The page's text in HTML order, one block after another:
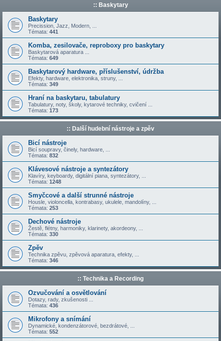
:: Baskytary
Baskytary
Precission, Jazz, Modern, ...
Témata: 441
Komba, zesilovače, reproboxy pro baskytary
Baskytarová aparatura ...
Témata: 649
Baskytarový hardware, příslušenství, údržba
Efekty, hardware, elektronika, struny, ...
Témata: 349
Hraní na baskytaru, tabulatury
Tabulatury, noty, školy, kytarové techniky, cvičení ...
Témata: 173
:: Další hudební nástroje a zpěv
Bicí nástroje
Bicí soupravy, činely, hardware, ...
Témata: 832
Klávesové nástroje a syntezátory
Klavíry, keyboardy, digitální piana, syntezátory, ...
Témata: 1248
Smyčcové a další strunné nástroje
Housle, violoncella, kontrabasy, ukulele, mandolíny, ...
Témata: 253
Dechové nástroje
Žestě, flétny, harmoniky, klarinety, akordeony, ...
Témata: 330
Zpěv
Technika zpěvu, zpěvová aparatura, efekty, ...
Témata: 346
:: Technika a Recording
Ozvučování a osvětlování
Dotazy, rady, zkušenosti ...
Témata: 436
Mikrofony a snímání
Dynamické, kondenzátorové, bezdrátové, ...
Témata: 552